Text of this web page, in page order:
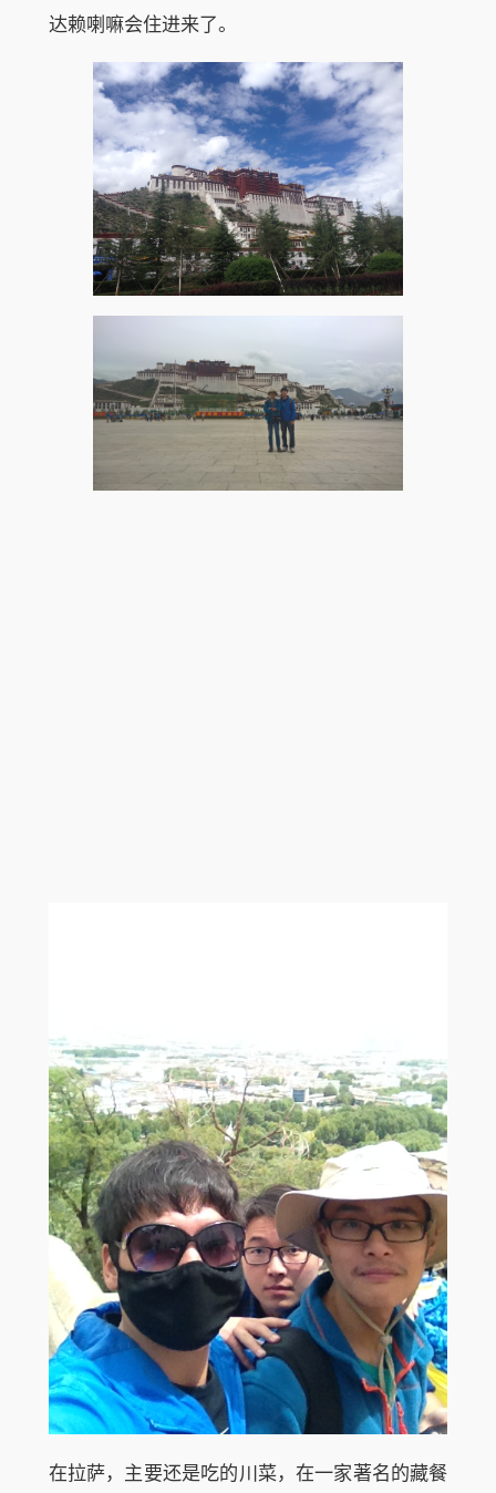
达赖喇嘛会住进来了。
在拉萨，主要还是吃的川菜，在一家著名的藏餐